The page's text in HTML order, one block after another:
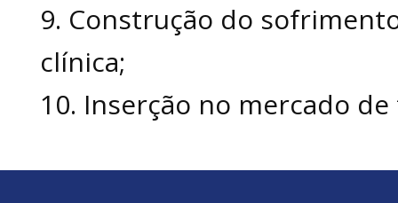
9. Construção do
clínica;
10. Inserção no mercado